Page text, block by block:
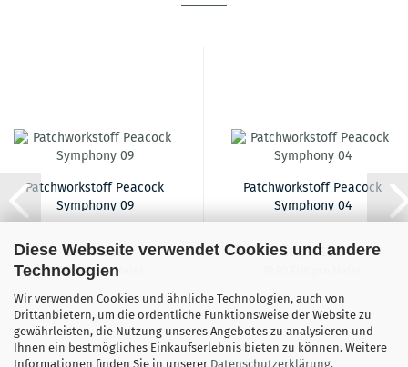
Diese Webseite verwendet Cookies und andere
Technologien
Wir verwenden Cookies und ähnliche Technologien, auch von
Drittanbietern, um die ordentliche Funktionsweise der Website zu
gewährleisten, die Nutzung unseres Angebotes zu analysieren und
Ihnen ein bestmögliches Einkaufserlebnis bieten zu können. Weitere
Informationen finden Sie in unserer Datenschutzerklärung.
Patchworkstoff Peacock
Symphony 09
19,90 EUR
19,90 EUR pro Meter
Patchworkstoff Peacock
Symphony 04
19,90 EUR